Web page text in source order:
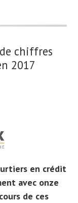
chiffres
2017
en crédit
avec onze
de ces